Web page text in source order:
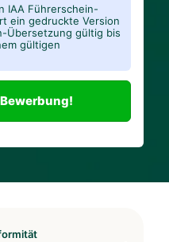
IAA Führerschein-
ein gedruckte Version
Übersetzung gültig bis
gültigen